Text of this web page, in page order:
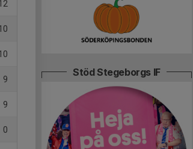
9
9
0
Stöd Stegeborgs IF